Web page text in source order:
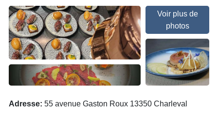
Voir plus de
photos
Adresse: 55 avenue Gaston Roux 13350 Charleval